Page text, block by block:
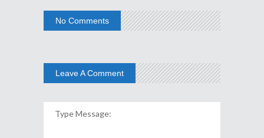
No Comments
Leave A Comment